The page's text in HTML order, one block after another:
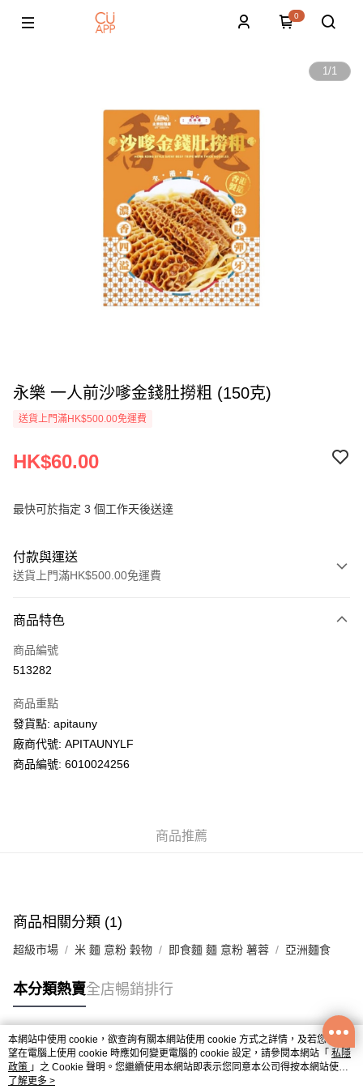
0
1/1
永樂 一人前沙嗲金錢肚撈粗 (150克)
送貨上門滿HK$500.00免運費
HK$60.00
最快可於指定 3 個工作天後送達
付款與運送
送貨上門滿HK$500.00免運費
信用卡
AlipayHK
WeChat Pay
送貨方式
每筆HK$50.00，滿HK$200.00或以上免運費
UNY 門市自取
商品特色
商品編號
513282
商品重點
發貨點: apitauny
廠商代號: APITAUNYLF
商品編號: 6010024256
商品推薦
商品相關分類 (1)
超級市場 米 麵 意粉 穀物 即食麵 麵 意粉 薯蓉 亞洲麵食
本分類熱賣全店暢銷排行
熱門標籤
熱銷排行
本網站中使用 cookie，欲查詢有關本網站使用 cookie 方式之詳情，及若您不希
望在電腦上使用 cookie 時應如何變更電腦的 cookie 設定，請參閱本網站「 私隱
政策 」之 Cookie 聲明。您繼續使用本網站即表示您同意本公司得按本網站使用
條款之 Cookie 聲明使用 cookie。
了解更多 >